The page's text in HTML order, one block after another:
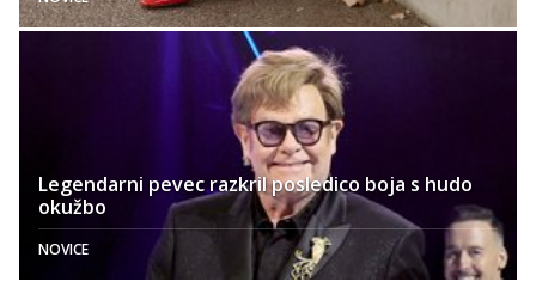
Legendarni pevec razkril posledico boja s hudo
okužbo
NOVICE